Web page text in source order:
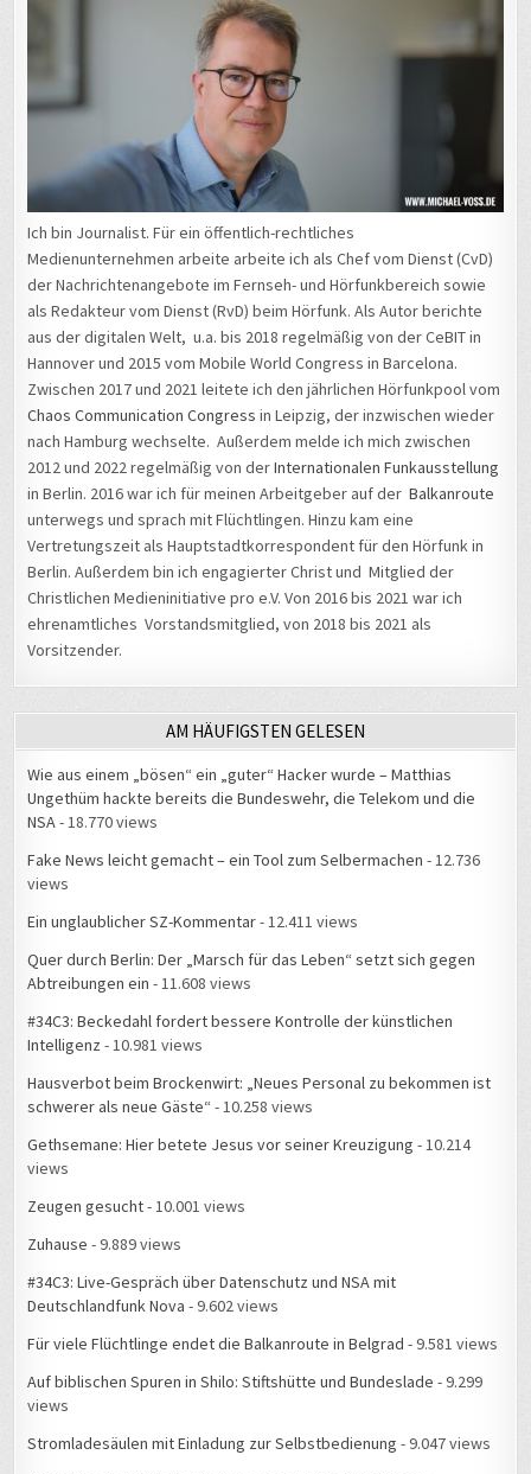
Ich bin Journalist. Für ein öffentlich-rechtliches
Medienunternehmen arbeite arbeite ich als Chef vom Dienst (CvD)
der Nachrichtenangebote im Fernseh- und Hörfunkbereich sowie
als Redakteur vom Dienst (RvD) beim Hörfunk. Als Autor berichte
aus der digitalen Welt, u.a. bis 2018 regelmäßig von der CeBIT in
Hannover und 2015 vom Mobile World Congress in Barcelona.
Zwischen 2017 und 2021 leitete ich den jährlichen Hörfunkpool vom
Chaos Communication Congress in Leipzig, der inzwischen wieder
nach Hamburg wechselte. Außerdem melde ich mich zwischen
2012 und 2022 regelmäßig von derInternationalen Funkausstellung
in Berlin. 2016 war ich für meinen Arbeitgeber auf derBalkanroute
unterwegs und sprach mit Flüchtlingen. Hinzu kam eine
Vertretungszeit als Hauptstadtkorrespondent für den Hörfunk in
Berlin. Außerdem bin ich engagierter Christ und Mitglied der
Christlichen Medieninitiative pro e.V. Von 2016 bis 2021 war ich
ehrenamtliches Vorstandsmitglied, von 2018 bis 2021 als
Vorsitzender.
AM HÄUFIGSTEN GELESEN
Wie aus einem „bösen“ ein „guter“ Hacker wurde – Matthias
Ungethüm hackte bereits die Bundeswehr, die Telekom und die
NSA- 18.770 views
Fake News leicht gemacht – ein Tool zum Selbermachen - 12.736
views
Ein unglaublicher SZ-Kommentar- 12.411 views
Quer durch Berlin: Der „Marsch für das Leben“ setzt sich gegen
Abtreibungen ein - 11.608 views
#34C3: Beckedahl fordert bessere Kontrolle der künstlichen
Intelligenz - 10.981 views
Hausverbot beim Brockenwirt: „Neues Personal zu bekommen ist
schwerer als neue Gäste“ - 10.258 views
Gethsemane: Hier betete Jesus vor seiner Kreuzigung - 10.214
views
Zeugen gesucht- 10.001 views
Zuhause - 9.889 views
#34C3: Live-Gespräch über Datenschutz und NSA mit
Deutschlandfunk Nova - 9.602 views
Für viele Flüchtlinge endet die Balkanroute in Belgrad - 9.581 views
Auf biblischen Spuren in Shilo: Stiftshütte und Bundeslade - 9.299
views
Stromladesäulen mit Einladung zur Selbstbedienung - 9.047 views